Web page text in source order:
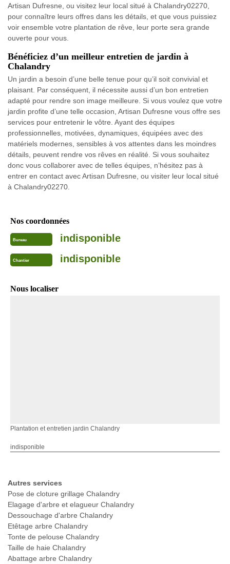
Artisan Dufresne, ou visitez leur local situé à Chalandry02270,
pour connaître leurs offres dans les détails, et que vous puissiez
voir ensemble votre plantation de rêve, leur porte sera grande
ouverte pour vous.
Bénéficiez d’un meilleur entretien de jardin à
Chalandry
Un jardin a besoin d’une belle tenue pour qu’il soit convivial et
plaisant. Par conséquent, il nécessite aussi d’un bon entretien
adapté pour rendre son image meilleure. Si vous voulez que votre
jardin profite d’une telle occasion, Artisan Dufresne vous offre ses
services pour entretenir le vôtre. Ayant des équipes
professionnelles, motivées, dynamiques, équipées avec des
matériels modernes, sensibles à vos attentes dans les moindres
détails, peuvent rendre vos rêves en réalité. Si vous souhaitez
donc vous collaborer avec de telles équipes, n’hésitez pas à
entrer en contact avec Artisan Dufresne, ou visiter leur local situé
à Chalandry02270.
Nos coordonnées
Bureau indisponible
Chantier indisponible
Nous localiser
Plantation et entretien jardin Chalandry
indisponible
Autres services
Pose de cloture grillage Chalandry
Elagage d'arbre et elagueur Chalandry
Dessouchage d'arbre Chalandry
Etêtage arbre Chalandry
Tonte de pelouse Chalandry
Taille de haie Chalandry
Abattage arbre Chalandry